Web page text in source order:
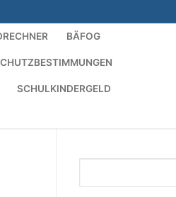
BÄFOG
SCHULKINDERGELD